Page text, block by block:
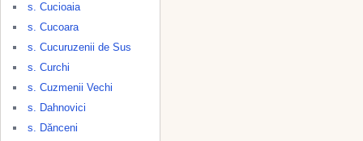
s. Cucioaia
s. Cucoara
s. Cucuruzenii de Sus
s. Curchi
s. Cuzmenii Vechi
s. Dahnovici
s. Dănceni